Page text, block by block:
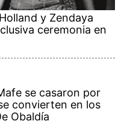
y Zendaya
ceremonia en
se casaron por
convierten en los
Obaldía